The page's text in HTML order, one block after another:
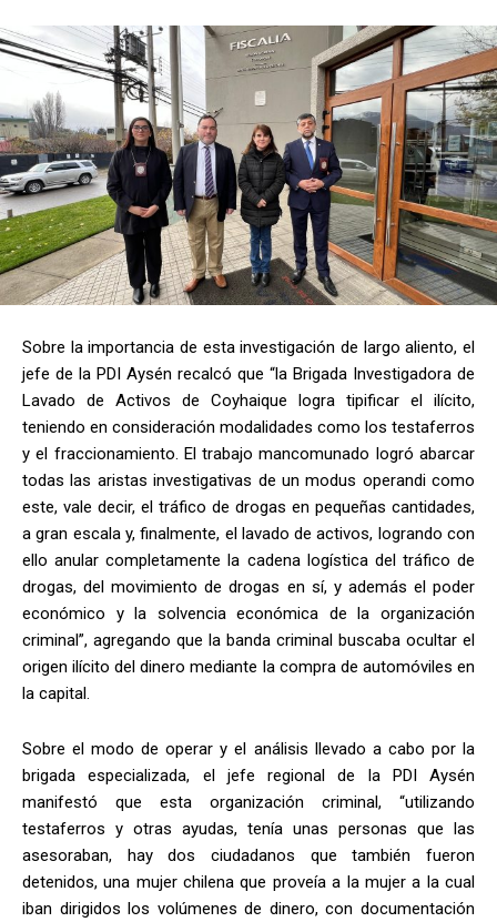
Sobre la importancia de esta investigación de largo aliento, el
jefe de la PDI Aysén recalcó que “la Brigada Investigadora de
Lavado de Activos de Coyhaique logra tipificar el ilícito,
teniendo en consideración modalidades como los testaferros
y el fraccionamiento. El trabajo mancomunado logró abarcar
todas las aristas investigativas de un modus operandi como
este, vale decir, el tráfico de drogas en pequeñas cantidades,
a gran escala y, finalmente, el lavado de activos, logrando con
ello anular completamente la cadena logística del tráfico de
drogas, del movimiento de drogas en sí, y además el poder
económico y la solvencia económica de la organización
criminal”, agregando que la banda criminal buscaba ocultar el
origen ilícito del dinero mediante la compra de automóviles en
la capital.
Sobre el modo de operar y el análisis llevado a cabo por la
brigada especializada, el jefe regional de la PDI Aysén
manifestó que esta organización criminal, “utilizando
testaferros y otras ayudas, tenía unas personas que las
asesoraban, hay dos ciudadanos que también fueron
detenidos, una mujer chilena que proveía a la mujer a la cual
iban dirigidos los volúmenes de dinero, con documentación